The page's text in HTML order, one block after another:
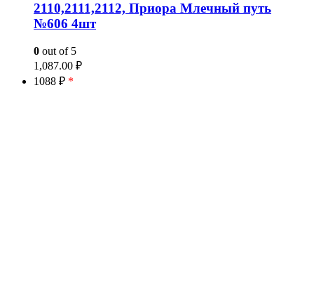
2110,2111,2112, Приора Млечный путь
№606 4шт
0 out of 5
1,087.00 ₽
1088 ₽ *